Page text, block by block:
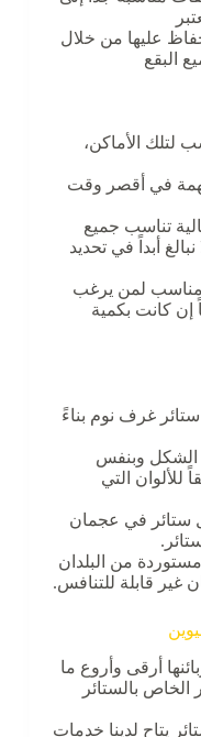
عليها من خلال
البقع
لتلك الأماكن،
في أقصر وقت
تناسب جميع
أبداً في تحديد
لمن يرغب
كانت بكمية
غرف نوم بناءً
الشكل وبنفس
للألوان التي
ستائر في عجمان
من البلدان
غير قابلة للتنافس.
أرقى وأروع ما
الخاص بالستائر
يتاح لدينا خدمات